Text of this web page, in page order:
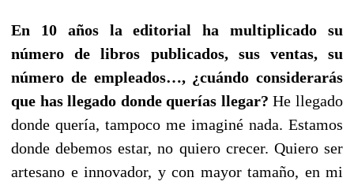
En 10 años la editorial ha multiplicado su
número de libros publicados, sus ventas, su
número de empleados…, ¿cuándo considerarás
que has llegado donde querías llegar?He llegado
donde quería, tampoco me imaginé nada. Estamos
donde debemos estar, no quiero crecer. Quiero ser
artesano e innovador, y con mayor tamaño, en mi